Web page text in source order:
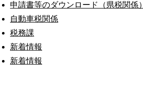
申請書等のダウンロード（県税関係）
自動車税関係
税務課
新着情報
新着情報